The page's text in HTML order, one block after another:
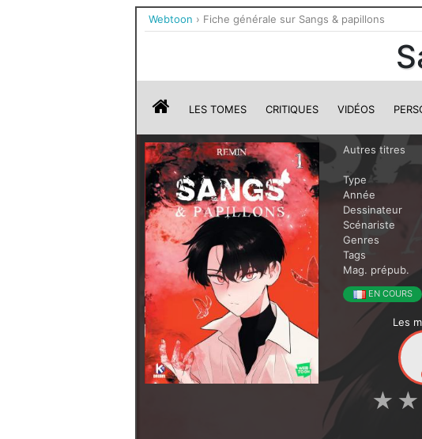
Webtoon › Fiche générale sur Sangs & papillons
LES TOMES CRITIQUES VIDÉOS
Autres titres
Type
Année
Dessinateur
Scénariste
Genres
Tags
Mag. prépub.
EN COURS
Les
★
★